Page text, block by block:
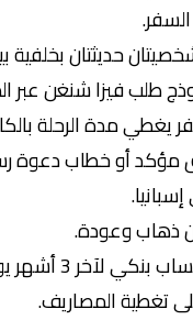
حديثتان بخلفية
طلب فيزا شنغن عبر
يغطي مدة الرحلة
مؤكد أو خطاب
ذهاب وعودة.
كشف حساب
تغطية المصاريف.